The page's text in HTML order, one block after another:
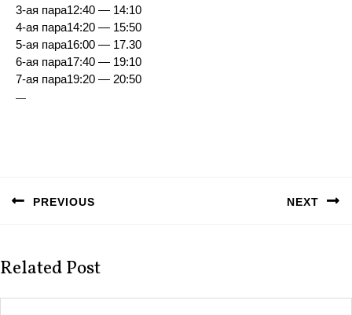
3-ая пара12:40 — 14:10
4-ая пара14:20 — 15:50
5-ая пара16:00 — 17.30
6-ая пара17:40 — 19:10
7-ая пара19:20 — 20:50
—
записям
PREVIOUS NEXT
Related Post